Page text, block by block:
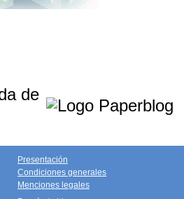
de
Presentación
Condiciones generales
Menciones legales